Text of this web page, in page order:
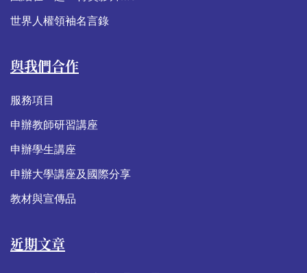
世界人權領袖名言錄
與我們合作
服務項目
申辦教師研習講座
申辦學生講座
申辦大學講座及國際分享
教材與宣傳品
近期文章